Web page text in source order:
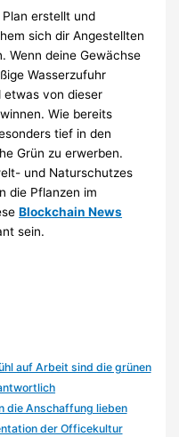
erstellt und
sich dir Angestellten
Wenn deine Gewächse
Wasserzufuhr
etwas von dieser
Wie bereits
tief in den
Grün zu erwerben.
und Naturschutzes
die Pflanzen im
Blockchain News
sein.
auf Arbeit sind die grünen
die Anschaffung lieben
der Officekultur